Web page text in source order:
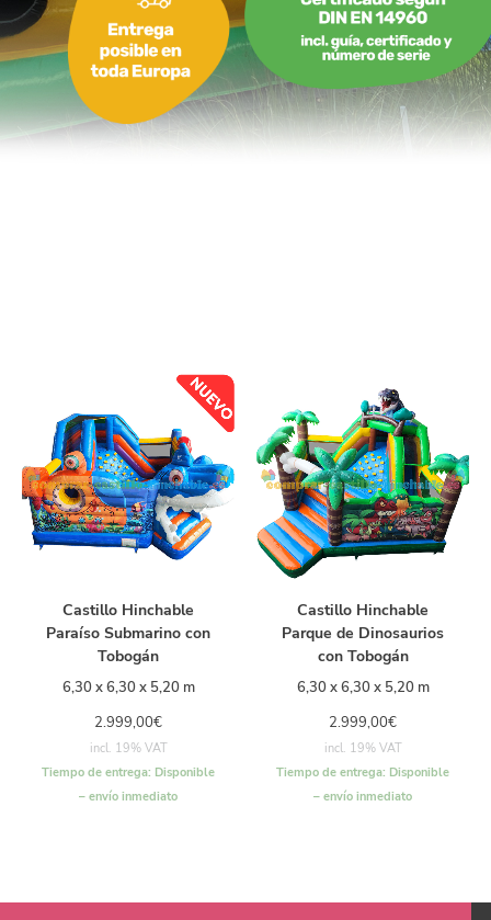
Castillo Hinchable
Paraíso Submarino con
Tobogán
6,30 x 6,30 x 5,20 m
2.999,00€
incl. 19% VAT
Tiempo de entrega: Disponible
– envío inmediato
Castillo Hinchable
Parque de Dinosaurios
con Tobogán
6,30 x 6,30 x 5,20 m
2.999,00€
incl. 19% VAT
Tiempo de entrega: Disponible
– envío inmediato